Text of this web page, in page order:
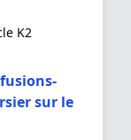
K2
sur le